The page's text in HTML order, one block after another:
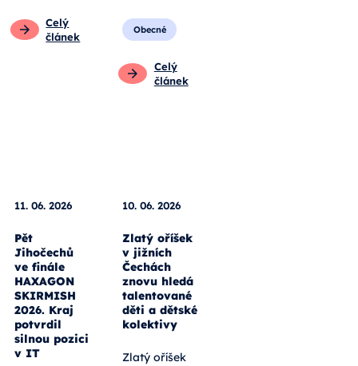
Celý
článek
Obecné
Celý
článek
11. 06. 2026
Pět
Jihočechů
ve finále
HAXAGON
SKIRMISH
2026. Kraj
potvrdil
silnou pozici
v IT
10. 06. 2026
Zlatý oříšek
v jižních
Čechách
znovu hledá
talentované
děti a dětské
kolektivy
Zlatý oříšek